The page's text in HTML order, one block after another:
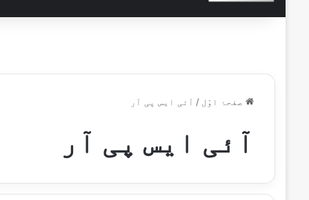
صفحۂ اوّل / آئی ایس پی آر
آئی ایس پی آر